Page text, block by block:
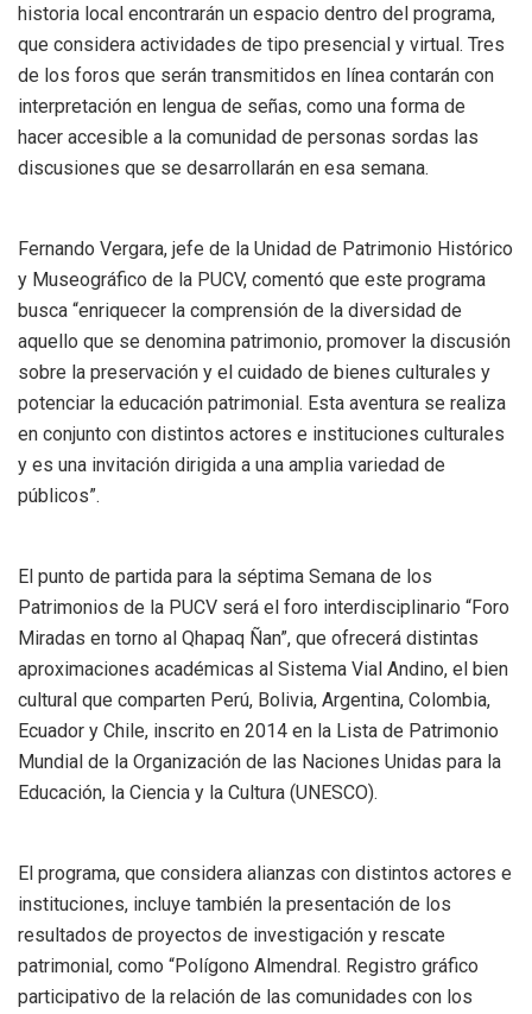
historia local encontrarán un espacio dentro del programa,
que considera actividades de tipo presencial y virtual. Tres
de los foros que serán transmitidos en línea contarán con
interpretación en lengua de señas, como una forma de
hacer accesible a la comunidad de personas sordas las
discusiones que se desarrollarán en esa semana.
Fernando Vergara, jefe de la Unidad de Patrimonio Histórico
y Museográfico de la PUCV, comentó que este programa
busca “enriquecer la comprensión de la diversidad de
aquello que se denomina patrimonio, promover la discusión
sobre la preservación y el cuidado de bienes culturales y
potenciar la educación patrimonial. Esta aventura se realiza
en conjunto con distintos actores e instituciones culturales
y es una invitación dirigida a una amplia variedad de
públicos”.
El punto de partida para la séptima Semana de los
Patrimonios de la PUCV será el foro interdisciplinario “Foro
Miradas en torno al Qhapaq Ñan”, que ofrecerá distintas
aproximaciones académicas al Sistema Vial Andino, el bien
cultural que comparten Perú, Bolivia, Argentina, Colombia,
Ecuador y Chile, inscrito en 2014 en la Lista de Patrimonio
Mundial de la Organización de las Naciones Unidas para la
Educación, la Ciencia y la Cultura (UNESCO).
El programa, que considera alianzas con distintos actores e
instituciones, incluye también la presentación de los
resultados de proyectos de investigación y rescate
patrimonial, como “Polígono Almendral. Registro gráfico
participativo de la relación de las comunidades con los